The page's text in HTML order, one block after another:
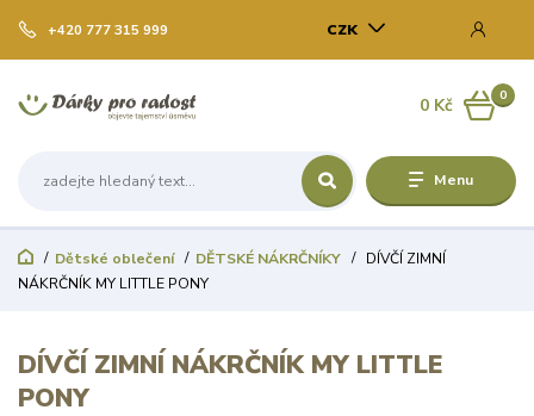
Menu
CZK
+420 777 315 999
0
0 Kč
Dětské oblečení DĚTSKÉ NÁKRČNÍKY
DÍVČÍ ZIMNÍ
NÁKRČNÍK MY LITTLE PONY
DÍVČÍ ZIMNÍ NÁKRČNÍK MY LITTLE
PONY